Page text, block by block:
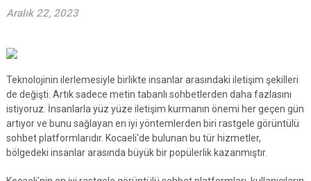
Aralık 22, 2023
Teknolojinin ilerlemesiyle birlikte insanlar arasındaki iletişim şekilleri
de değişti. Artık sadece metin tabanlı sohbetlerden daha fazlasını
istiyoruz. İnsanlarla yüz yüze iletişim kurmanın önemi her geçen gün
artıyor ve bunu sağlayan en iyi yöntemlerden biri rastgele görüntülü
sohbet platformlarıdır. Kocaeli'de bulunan bu tür hizmetler,
bölgedeki insanlar arasında büyük bir popülerlik kazanmıştır.